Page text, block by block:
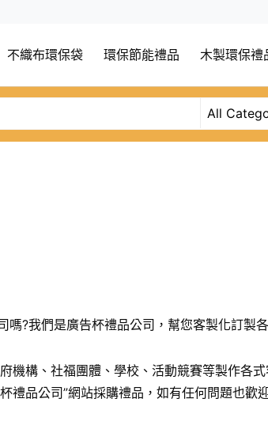
不織布環保袋 環保節能禮品 木製環保禮
?我們是廣告杯禮品公司，幫您客製化訂製
機構、社福團體、學校、活動競賽等製作各
品公司”網站採購禮品，如有任何問題也歡